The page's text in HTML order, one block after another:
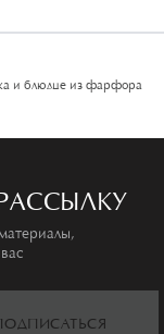
и блюдце из фарфора